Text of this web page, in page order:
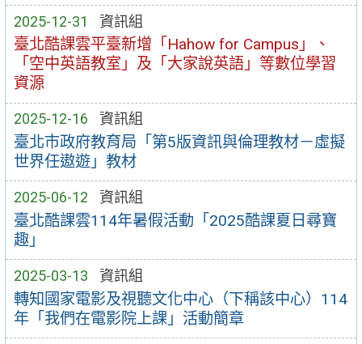
2025-12-31 資訊組
臺北酷課雲平臺新增「Hahow for Campus」、
「空中英語教室」及「大家說英語」等數位學習
資源
2025-12-16 資訊組
臺北市政府教育局「第5版資訊與倫理教材－虛擬
世界任遨遊」教材
2025-06-12 資訊組
臺北酷課雲114年暑假活動「2025酷課夏日尋寶
趣」
2025-03-13 資訊組
轉知國家電影及視聽文化中心（下稱該中心）114
年「我們在電影院上課」活動簡章